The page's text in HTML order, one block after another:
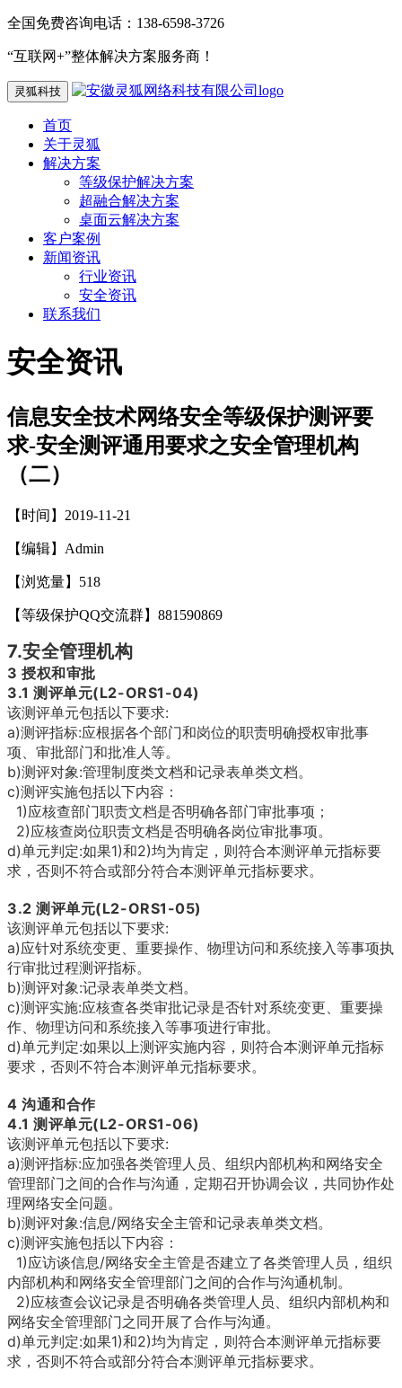
全国免费咨询电话：138-6598-3726
“互联网+”整体解决方案服务商！
灵狐科技
首页
关于灵狐
解决方案
等级保护解决方案
超融合解决方案
桌面云解决方案
客户案例
新闻资讯
行业资讯
安全资讯
联系我们
安全资讯
信息安全技术网络安全等级保护测评要
求-安全测评通用要求之安全管理机构
（二）
【时间】2019-11-21
【编辑】Admin
【浏览量】 518
【等级保护QQ交流群】881590869
7.安全管理机构
3 授权和审批
3.1 测评单元(L2-ORS1-04)
该测评单元包括以下要求:
a)测评指标:应根据各个部门和岗位的职责明确授权审批事
项、审批部门和批准人等。
b)测评对象:管理制度类文档和记录表单类文档。
c)测评实施包括以下内容：
1)应核查部门职责文档是否明确各部门审批事项；
2)应核查岗位职责文档是否明确各岗位审批事项。
d)单元判定:如果1)和2)均为肯定，则符合本测评单元指标要
求，否则不符合或部分符合本测评单元指标要求。
3.2测评单元(L2-ORS1-05)
该测评单元包括以下要求:
a)应针对系统变更、重要操作、物理访问和系统接入等事项执
行审批过程测评指标。
b)测评对象:记录表单类文档。
c)测评实施:应核查各类审批记录是否针对系统变更、重要操
作、物理访问和系统接入等事项进行审批。
d)单元判定:如果以上测评实施内容，则符合本测评单元指标
要求，否则不符合本测评单元指标要求。
4 沟通和合作
4.1测评单元(L2-ORS1-06)
该测评单元包括以下要求:
a)测评指标:应加强各类管理人员、组织内部机构和网络安全
管理部门之间的合作与沟通，定期召开协调会议，共同协作处
理网络安全问题。
b)测评对象:信息/网络安全主管和记录表单类文档。
c)测评实施包括以下内容：
1)应访谈信息/网络安全主管是否建立了各类管理人员，组织
内部机构和网络安全管理部门之间的合作与沟通机制。
2)应核查会议记录是否明确各类管理人员、组织内部机构和
网络安全管理部门之同开展了合作与沟通。
d)单元判定:如果1)和2)均为肯定，则符合本测评单元指标要
求，否则不符合或部分符合本测评单元指标要求。